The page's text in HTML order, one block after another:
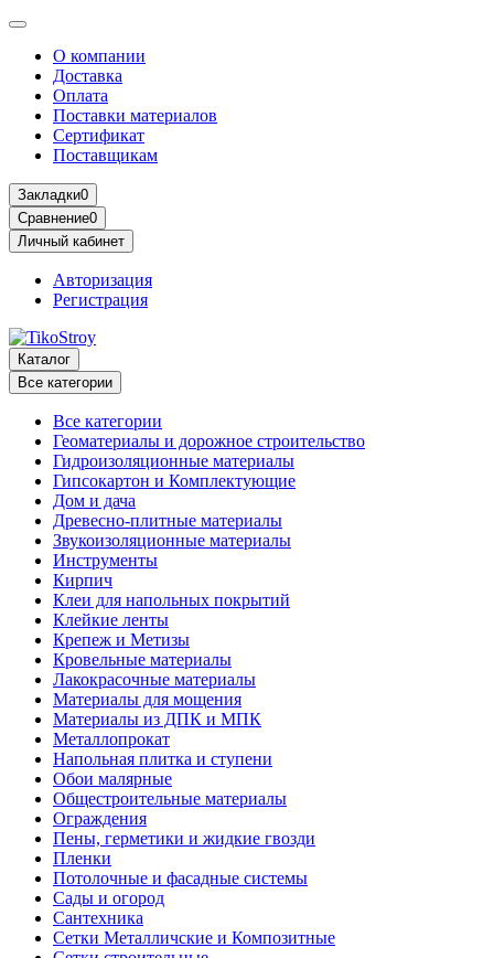
О компании
Доставка
Оплата
Поставки материалов
Сертификат
Поставщикам
Закладки0
Сравнение0
Личный кабинет
Авторизация
Регистрация
Каталог
Все категории
Все категории
Геоматериалы и дорожное строительство
Гидроизоляционные материалы
Гипсокартон и Комплектующие
Дом и дача
Древесно-плитные материалы
Звукоизоляционные материалы
Инструменты
Кирпич
Клеи для напольных покрытий
Клейкие ленты
Крепеж и Метизы
Кровельные материалы
Лакокрасочные материалы
Материалы для мощения
Материалы из ДПК и МПК
Металлопрокат
Напольная плитка и ступени
Обои малярные
Общестроительные материалы
Ограждения
Пены, герметики и жидкие гвозди
Пленки
Потолочные и фасадные системы
Сады и огород
Сантехника
Сетки Металличские и Композитные